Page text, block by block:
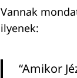
Vannak
ilyenek:
“Amikor